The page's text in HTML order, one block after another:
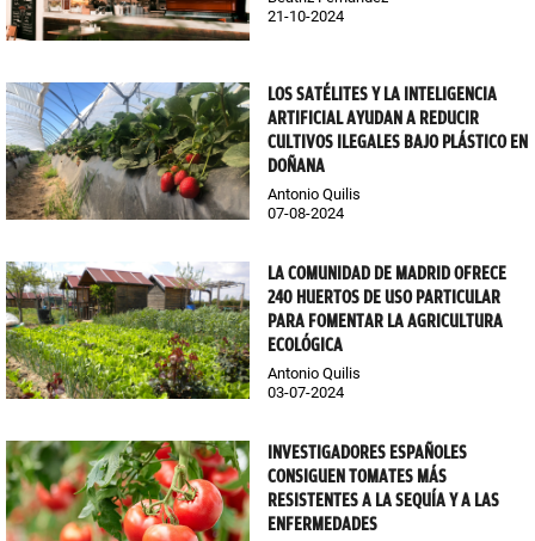
21-10-2024
LOS SATÉLITES Y LA INTELIGENCIA
ARTIFICIAL AYUDAN A REDUCIR
CULTIVOS ILEGALES BAJO PLÁSTICO EN
DOÑANA
Antonio Quilis
07-08-2024
LA COMUNIDAD DE MADRID OFRECE
240 HUERTOS DE USO PARTICULAR
PARA FOMENTAR LA AGRICULTURA
ECOLÓGICA
Antonio Quilis
03-07-2024
INVESTIGADORES ESPAÑOLES
CONSIGUEN TOMATES MÁS
RESISTENTES A LA SEQUÍA Y A LAS
ENFERMEDADES